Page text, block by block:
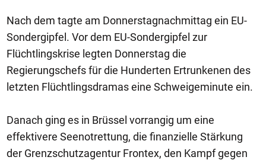
Nach dem tagte am Donnerstagnachmittag ein EU-
Sondergipfel. Vor dem EU-Sondergipfel zur
Flüchtlingskrise legten Donnerstag die
Regierungschefs für die Hunderten Ertrunkenen des
letzten Flüchtlingsdramas eine Schweigeminute ein.
Danach ging es in Brüssel vorrangig um eine
effektivere Seenotrettung, die finanzielle Stärkung
der Grenzschutzagentur Frontex, den Kampf gegen